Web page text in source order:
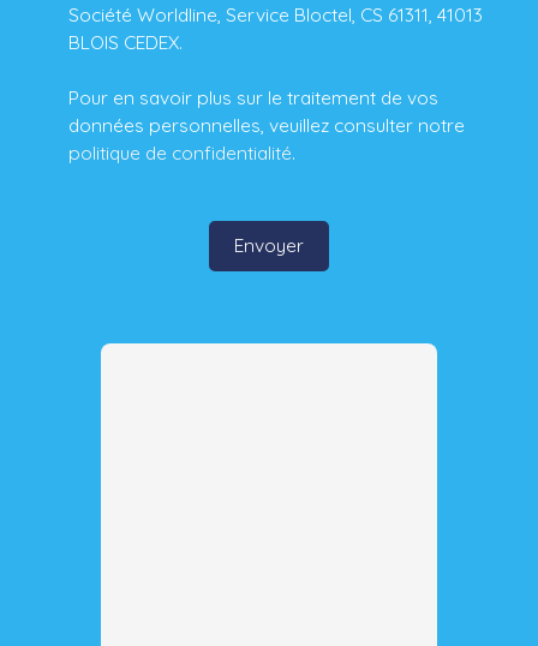
Société Worldline, Service Bloctel, CS 61311, 41013
BLOIS CEDEX.
Pour en savoir plus sur le traitement de vos
données personnelles, veuillez consulter notre
politique de confidentialité.
Envoyer